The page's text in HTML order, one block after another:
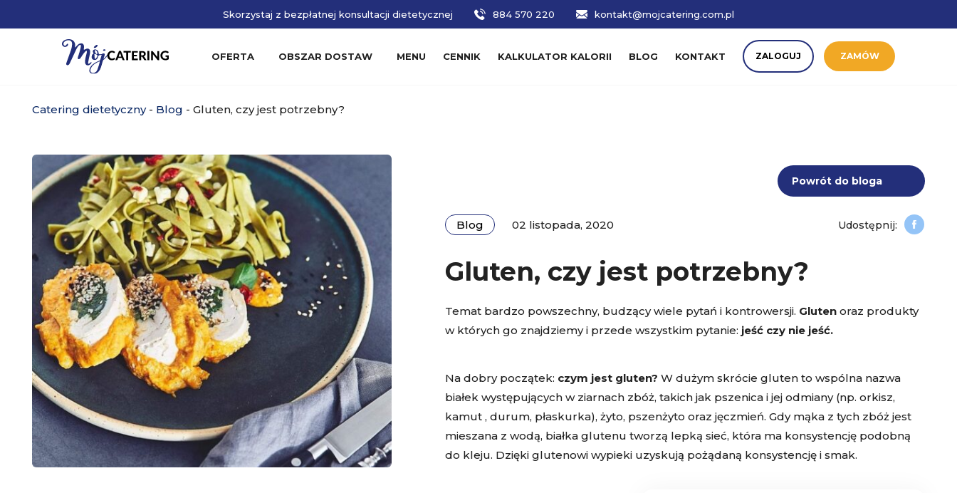
Skorzystaj z bezpłatnej konsultacji dietetycznej 884 570 220 kontakt@mojcatering.com.pl
OFERTA OBSZAR DOSTAW MENU CENNIK KALKULATOR KALORII BLOG KONTAKT ZALOGUJ ZAMÓW
Catering dietetyczny- Blog - Gluten, czy jest potrzebny?
Powrót do bloga
Blog 02 listopada, 2020
Gluten, czy jest potrzebny?
Temat bardzo powszechny, budzący wiele pytań i kontrowersji. Gluten oraz produkty
w których go znajdziemy i przede wszystkim pytanie: jeść czy nie jeść.
Na dobry początek: czym jest gluten? W dużym skrócie gluten to wspólna nazwa
białek występujących w ziarnach zbóż, takich jak pszenica i jej odmiany (np. orkisz,
kamut , durum, płaskurka), żyto, pszenżyto oraz jęczmień. Gdy mąka z tych zbóż jest
mieszana z wodą, białka glutenu tworzą lepką sieć, która ma konsystencję podobną
do kleju. Dzięki glutenowi wypieki uzyskują pożądaną konsystencję i smak.